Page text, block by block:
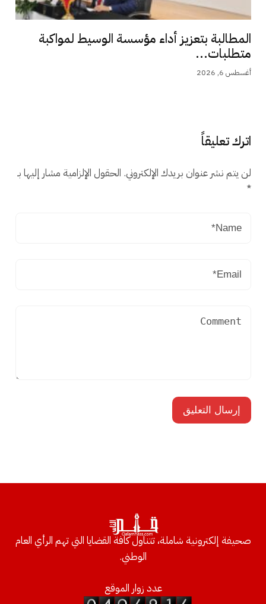
المطالبة بتعزيز أداء مؤسسة الوسيط لمواكبة
متطلبات...
أغسطس 6, 2026
اترك تعليقاً
لن يتم نشر عنوان بريدك الإلكتروني. الحقول الإلزامية مشار إليها بـ
*
صحيفة إلكترونية شاملة، تتناول كافة القضايا التي تهم الرأي العام
الوطني.
عدد زوار الموقع